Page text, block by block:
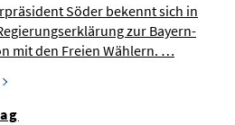
Söder bekennt sich in
zur Bayern-
mit den Freien Wählern. …